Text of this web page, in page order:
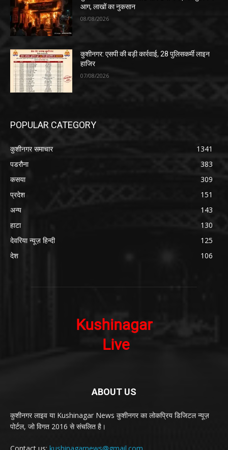
आग, लाखों का नुकसान
08/08/2026
कुशीनगर: एसपी की बड़ी कार्रवाई, 28 पुलिसकर्मी लाइन
हाजिर
07/08/2026
POPULAR CATEGORY
कुशीनगर समाचार
1341
पडरौना
383
कसया
309
प्रदेश
151
अन्य
143
हाटा
130
देवरिया न्यूज़ हिन्दी
125
देश
106
ABOUT US
कुशीनगर लाइव या Kushinagar News कुशीनगर का लोकप्रिय डिजिटल न्यूज़
पोर्टल, जो विगत 2016 से संचलित है।